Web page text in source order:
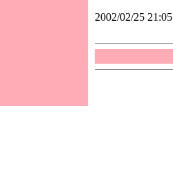
2002/02/25 21:05